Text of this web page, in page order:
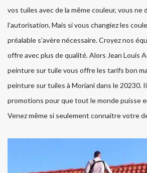
vos tuiles avec de la même couleur, vous ne
l’autorisation. Mais si vous changiez les
préalable s’avère nécessaire. Croyez nos
offre avec plus de qualité. Alors Jean Louis
peinture sur tuile vous offre les tarifs bon
peinture sur tuiles à Moriani dans le 20230.
promotions pour que tout le monde puisse
Venez même si seulement connaitre votre